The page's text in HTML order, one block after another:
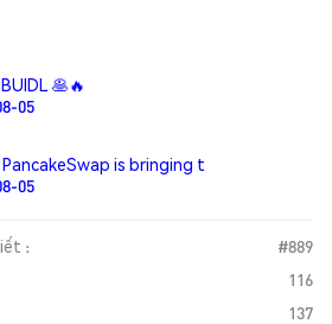
🥞🔥
05
is bringing t
05
:
#889
116
137